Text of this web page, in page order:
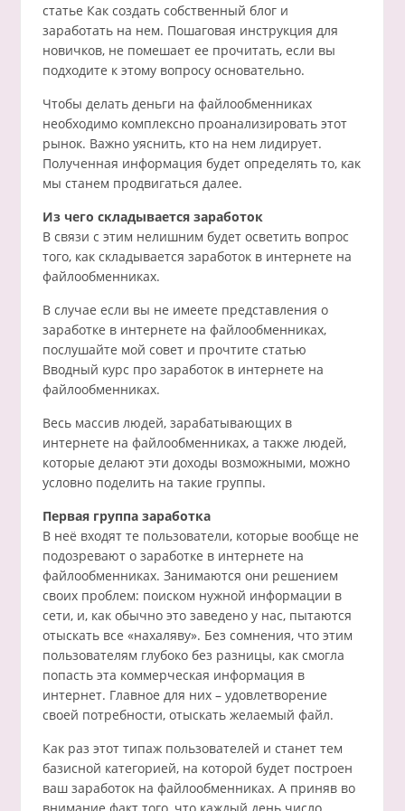
статье Как создать собственный блог и
заработать на нем. Пошаговая инструкция для
новичков, не помешает ее прочитать, если вы
подходите к этому вопросу основательно.
Чтобы делать деньги на файлообменниках
необходимо комплексно проанализировать этот
рынок. Важно уяснить, кто на нем лидирует.
Полученная информация будет определять то, как
мы станем продвигаться далее.
Из чего складывается заработок
В связи с этим нелишним будет осветить вопрос
того, как складывается заработок в интернете на
файлообменниках.
В случае если вы не имеете представления о
заработке в интернете на файлообменниках,
послушайте мой совет и прочтите статью
Вводный курс про заработок в интернете на
файлообменниках.
Весь массив людей, зарабатывающих в
интернете на файлообменниках, а также людей,
которые делают эти доходы возможными, можно
условно поделить на такие группы.
Первая группа заработка
В неё входят те пользователи, которые вообще не
подозревают о заработке в интернете на
файлообменниках. Занимаются они решением
своих проблем: поиском нужной информации в
сети, и, как обычно это заведено у нас, пытаются
отыскать все «нахаляву». Без сомнения, что этим
пользователям глубоко без разницы, как смогла
попасть эта коммерческая информация в
интернет. Главное для них – удовлетворение
своей потребности, отыскать желаемый файл.
Как раз этот типаж пользователей и станет тем
базисной категорией, на которой будет построен
ваш заработок на файлообменниках. А приняв во